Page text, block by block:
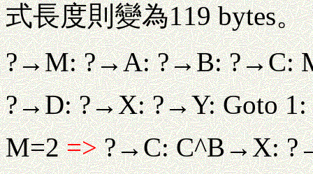
式長度則變為119 bytes。
?→M: ?→A: ?→B: ?→C:
?→D: ?→X: ?→Y: Goto
M=2=>?→C: C^B→X: